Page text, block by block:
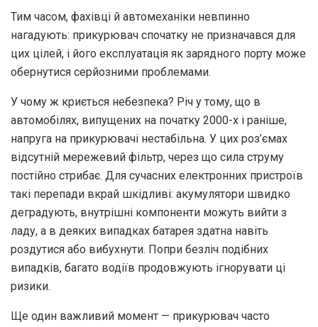
Тим часом, фахівці й автомеханіки невпинно
нагадують: прикурювач спочатку не призначався для
цих цілей, і його експлуатація як зарядного порту може
обернутися серйозними проблемами.
У чому ж криється небезпека? Річ у тому, що в
автомобілях, випущених на початку 2000-х і раніше,
напруга на прикурювачі нестабільна. У цих роз’ємах
відсутній мережевий фільтр, через що сила струму
постійно стрибає. Для сучасних електронних пристроїв
такі перепади вкрай шкідливі: акумулятори швидко
деградують, внутрішні компоненти можуть вийти з
ладу, а в деяких випадках батарея здатна навіть
роздутися або вибухнути. Попри безліч подібних
випадків, багато водіїв продовжують ігнорувати ці
ризики.
Ще один важливий момент — прикурювач часто